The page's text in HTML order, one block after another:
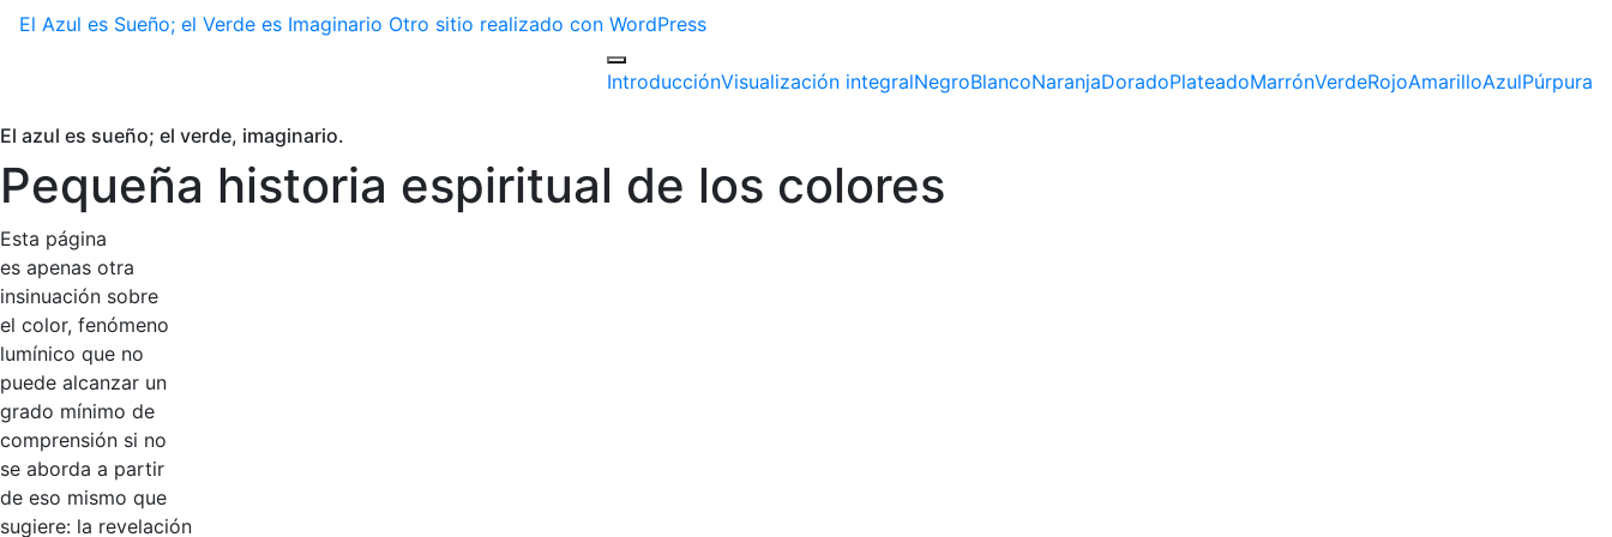
El Azul es Sueño; el Verde es Imaginario Otro sitio realizado con WordPress
IntroducciónVisualización integralNegroBlancoNaranjaDoradoPlateadoMarrónVerdeRojoAmarilloAzulPúrpura
El azul es sueño; el verde, imaginario.
Pequeña historia espiritual de los colores
Esta página
es apenas otra
insinuación sobre
el color, fenómeno
lumínico que no
puede alcanzar un
grado mínimo de
comprensión si no
se aborda a partir
de eso mismo que
sugiere: la revelación